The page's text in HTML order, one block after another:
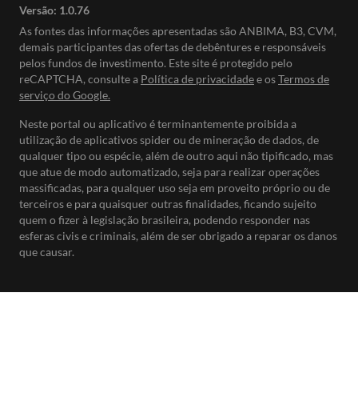
Versão: 1.0.76
As fontes das informações apresentadas são ANBIMA, B3, CVM,
demais participantes das ofertas de debêntures e responsáveis
pelos fundos de investimento. Este site é protegido pelo
reCAPTCHA, consulte a Política de privacidadee osTermos de
serviço do Google.
Neste portal ou aplicativo é terminantemente proibida a
utilização de aplicativos spider ou de mineração de dados, de
qualquer tipo ou espécie, além de outro aqui não tipificado, mas
que atue de modo automatizado, seja para realizar operações
massificadas, para qualquer uso seja em proveito próprio ou de
terceiros e para quaisquer outras finalidades, ficando sujeito
quem o fizer à legislação brasileira, podendo responder nas
esferas civis e criminais, além de ser obrigado a reparar os danos
que causar.